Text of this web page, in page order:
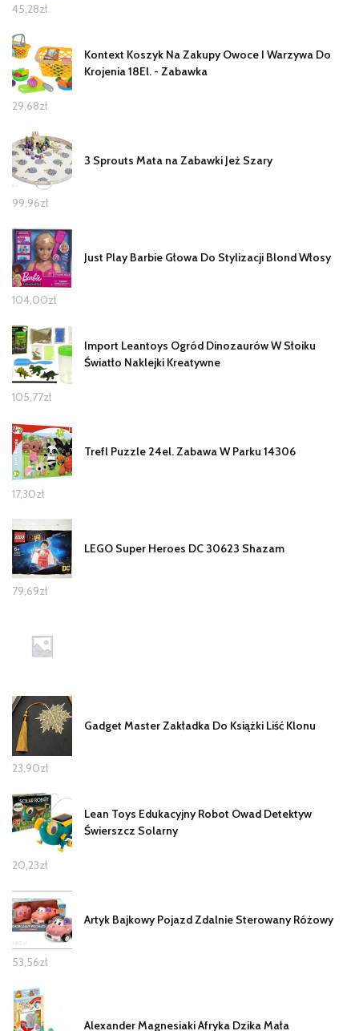
45,28zł
Kontext Koszyk Na Zakupy Owoce I Warzywa Do
Krojenia 18El. - Zabawka
29,68zł
3 Sprouts Mata na Zabawki Jeż Szary
99,96zł
Just Play Barbie Głowa Do Stylizacji Blond Włosy
104,00zł
Import Leantoys Ogród Dinozaurów W Słoiku
Światło Naklejki Kreatywne
105,77zł
Trefl Puzzle 24el. Zabawa W Parku 14306
17,30zł
LEGO Super Heroes DC 30623 Shazam
79,69zł
Gadget Master Zakładka Do Książki Liść Klonu
23,90zł
Lean Toys Edukacyjny Robot Owad Detektyw
Świerszcz Solarny
20,23zł
Artyk Bajkowy Pojazd Zdalnie Sterowany Różowy
53,56zł
Alexander Magnesiaki Afryka Dzika Mała